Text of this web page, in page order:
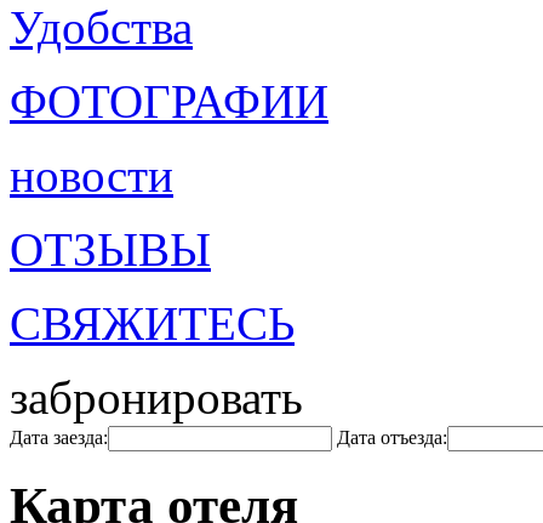
Удобства
ФОТОГРАФИИ
новости
ОТЗЫВЫ
СВЯЖИТЕСЬ
забронировать
Дата заезда: Дата отъезда:
Карта отеля